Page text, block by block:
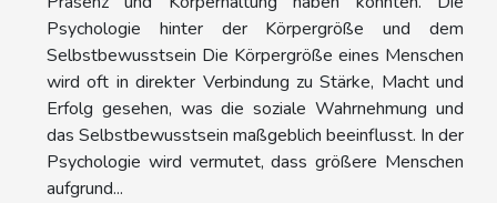
Psychologie hinter der Körpergröße und dem
Selbstbewusstsein Die Körpergröße eines Menschen
wird oft in direkter Verbindung zu Stärke, Macht und
Erfolg gesehen, was die soziale Wahrnehmung und
das Selbstbewusstsein maßgeblich beeinflusst. In der
Psychologie wird vermutet, dass größere Menschen
aufgrund...